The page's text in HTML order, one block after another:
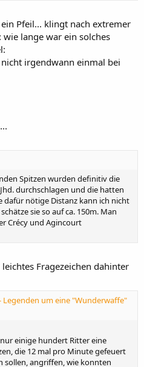
Pfeil... klingt nach extremer
lange war ein solches
irgendwann einmal bei
Spitzen wurden definitiv die
durchschlagen und die hatten
dafür nötige Distanz kann ich nicht
sie so auf ca. 150m. Man
Crécy und Agincourt
Fragezeichen dahinter
Legenden um eine "Wunderwaffe"
einige hundert Ritter eine
die 12 mal pro Minute gefeuert
angriffen, wie konnten